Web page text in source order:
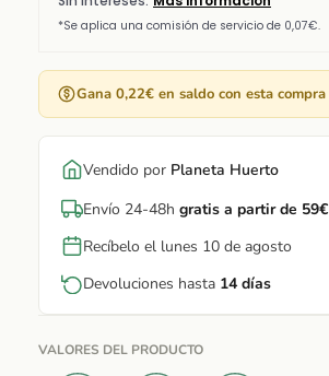
Gana 0,22€ en saldo con esta compra
Vendido por Planeta Huerto
Envío 24-48h gratis a partir de 59€
Recíbelo el lunes 10 de agosto
Devoluciones hasta 14 días
VALORES DEL PRODUCTO